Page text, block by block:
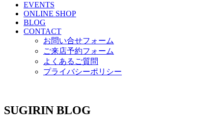
EVENTS
ONLINE SHOP
BLOG
CONTACT
お問い合せフォーム
ご来店予約フォーム
よくあるご質問
プライバシーポリシー
SUGIRIN BLOG